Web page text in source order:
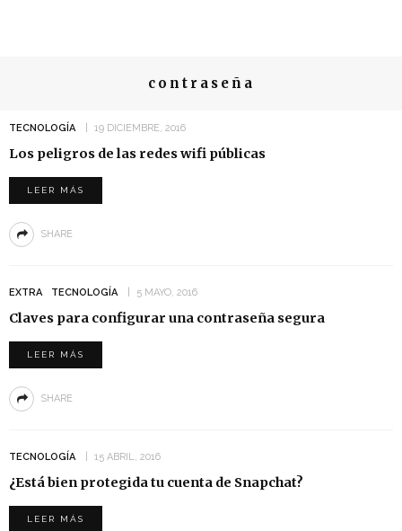
contraseña
TECNOLOGÍA 19 DICIEMBRE, 2016
Los peligros de las redes wifi públicas
LEER MÁS
SHARE
EXTRA TECNOLOGÍA 5 MAYO, 2016
Claves para configurar una contraseña segura
LEER MÁS
SHARE
TECNOLOGÍA 15 ABRIL, 2016
¿Está bien protegida tu cuenta de Snapchat?
LEER MÁS